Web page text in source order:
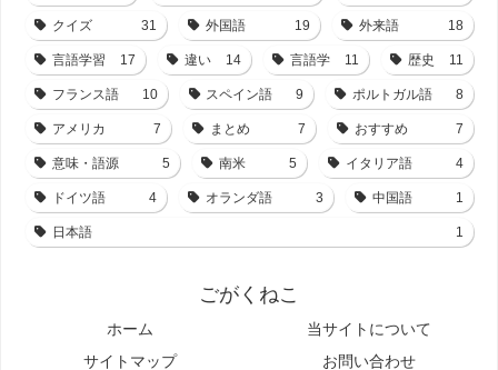
クイズ 31 外国語 19 外来語 18
言語学習 17 違い 14 言語学 11 歴史 11
フランス語 10 スペイン語 9 ポルトガル語 8
アメリカ 7 まとめ 7 おすすめ 7
意味・語源 5 南米 5 イタリア語 4
ドイツ語 4 オランダ語 3 中国語 1
日本語 1
ごがくねこ
ホーム
当サイトについて
サイトマップ
お問い合わせ